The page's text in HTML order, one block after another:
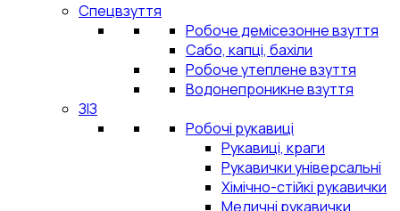
Спецвзуття
Робоче демісезонне взуття
Сабо, капці, бахіли
Робоче утеплене взуття
Водонепроникне взуття
ЗІЗ
Робочі рукавиці
Рукавиці, краги
Рукавички універсальні
Хімічно-стійкі рукавички
Медичні рукавички